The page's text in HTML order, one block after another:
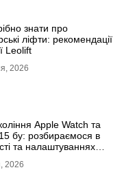
знати про
ліфти: рекомендації
Leolift
2026
Apple Watch та
бу: розбираємося в
та налаштуваннях
2026